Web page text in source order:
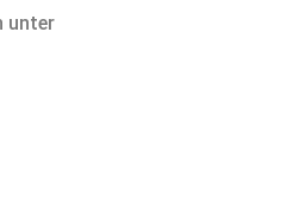
unter